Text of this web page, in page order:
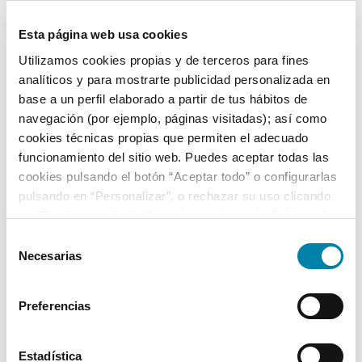
Esta página web usa cookies
Utilizamos cookies propias y de terceros para fines
analíticos y para mostrarte publicidad personalizada en
base a un perfil elaborado a partir de tus hábitos de
navegación (por ejemplo, páginas visitadas); así como
cookies técnicas propias que permiten el adecuado
funcionamiento del sitio web. Puedes aceptar todas las
cookies pulsando el botón “Aceptar todo” o configurarlas
pulsando en “Personalizar”, o rechazar su uso clicando
en “Rechazar todas”. Más información en laPolítica de
Necesarias
Preferencias
Estadística
Equipamiento*
Ficha técnica
Exterior
Interior
Seguridad
Multimedia
Confort